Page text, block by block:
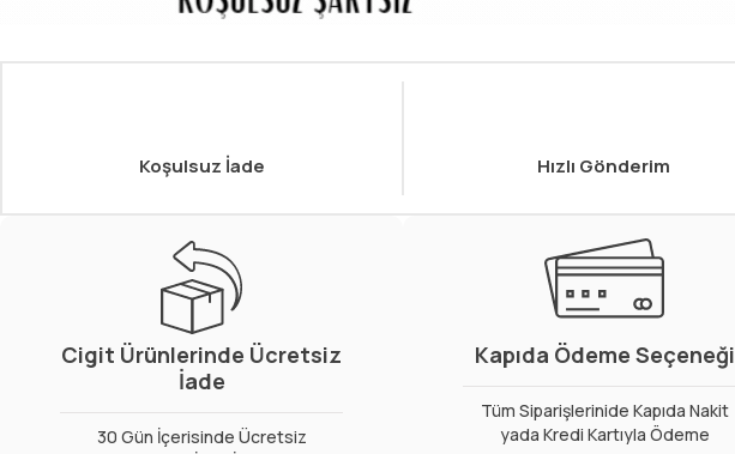
Koşulsuz İade Hızlı Gönderim
Cigit Ürünlerinde Ücretsiz
İade
30 Gün İçerisinde Ücretsiz
Kapıda Ödeme Seçeneği
Tüm Siparişlerinide Kapıda Nakit
yada Kredi Kartıyla Ödeme